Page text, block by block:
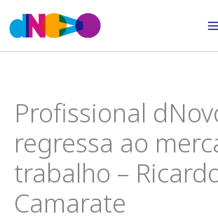
to
content
Profissional
regressa ao
trabalho –
Camarate